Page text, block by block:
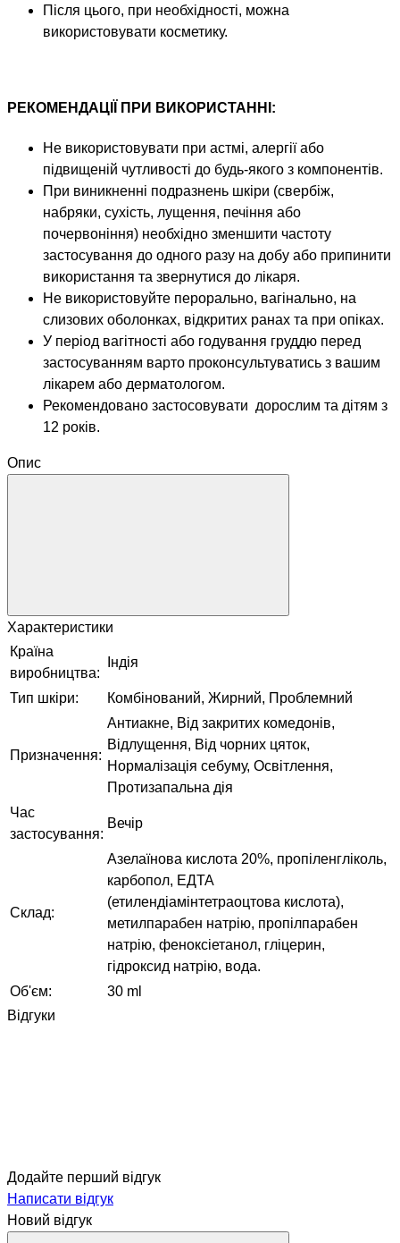
Після цього, при необхідності, можна
використовувати косметику.
РЕКОМЕНДАЦІЇ ПРИ ВИКОРИСТАННІ:
Не використовувати при астмі, алергії або
підвищеній чутливості до будь-якого з компонентів.
При виникненні подразнень шкіри (свербіж,
набряки, сухість, лущення, печіння або
почервоніння) необхідно зменшити частоту
застосування до одного разу на добу або припинити
використання та звернутися до лікаря.
Не використовуйте перорально, вагінально, на
слизових оболонках, відкритих ранах та при опіках.
У період вагітності або годування груддю перед
застосуванням варто проконсультуватись з вашим
лікарем або дерматологом.
Рекомендовано застосовувати дорослим та дітям з
12 років.
Опис
Характеристики
Країна
виробництва:
Індія
Тип шкіри: Комбінований, Жирний, Проблемний
Призначення:
Антиакне, Від закритих комедонів,
Відлущення, Від чорних цяток,
Нормалізація себуму, Освітлення,
Протизапальна дія
Час
застосування:
Вечір
Склад:
Азелаїнова кислота 20%, пропіленгліколь,
карбопол, ЕДТА
(етилендіамінтетраоцтова кислота),
метилпарабен натрію, пропілпарабен
натрію, феноксіетанол, гліцерин,
гідроксид натрію, вода.
Об'єм:
30 ml
Відгуки
Додайте перший відгук
Написати відгук
Новий відгук